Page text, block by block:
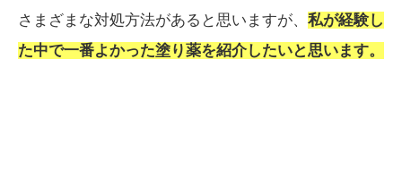
さまざまな対処方法があると思いますが、 私が経験し
た中で一番よかった塗り薬を紹介したいと思います。